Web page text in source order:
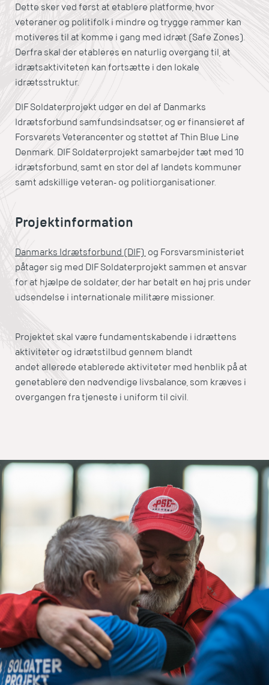
Dette sker ved først at etablere platforme, hvor
veteraner og politifolk i mindre og trygge rammer kan
motiveres til at komme i gang med idræt (Safe Zones).
Derfra skal der etableres en naturlig overgang til, at
idrætsaktiviteten kan fortsætte i den lokale
idrætsstruktur.
DIF Soldaterprojekt udgør en del af Danmarks
Idrætsforbund samfundsindsatser, og er finansieret af
Forsvarets Veterancenter og støttet af Thin Blue Line
Denmark. DIF Soldaterprojekt samarbejder tæt med 10
idrætsforbund, samt en stor del af landets kommuner
samt adskillige veteran- og politiorganisationer.
Projektinformation
Danmarks Idrætsforbund (DIF) og Forsvarsministeriet
påtager sig med DIF Soldaterprojekt sammen et ansvar
for at hjælpe de soldater, der har betalt en høj pris under
udsendelse i internationale militære missioner.
Projektet skal være fundamentskabende i idrættens
aktiviteter og idrætstilbud gennem blandt
andet allerede etablerede aktiviteter med henblik på at
genetablere den nødvendige livsbalance, som kræves i
overgangen fra tjeneste i uniform til civil.